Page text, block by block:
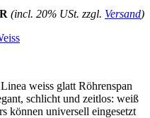
(incl. 20% USt. zzgl. Versand)
weiss glatt Röhrenspan
schlicht und zeitlos: weiß
können universell eingesetzt